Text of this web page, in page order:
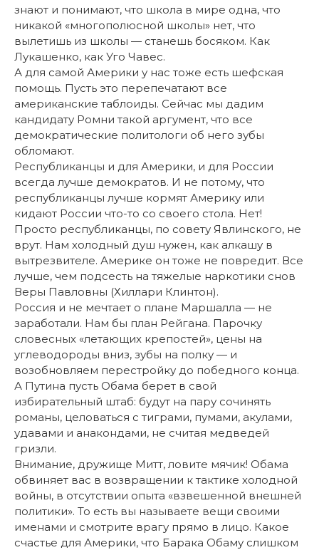
знают и понимают, что школа в мире одна, что
никакой «многополюсной школы» нет, что
вылетишь из школы — станешь босяком. Как
Лукашенко, как Уго Чавес.
А для самой Америки у нас тоже есть шефская
помощь. Пусть это перепечатают все
американские таблоиды. Сейчас мы дадим
кандидату Ромни такой аргумент, что все
демократические политологи об него зубы
обломают.
Республиканцы и для Америки, и для России
всегда лучше демократов. И не потому, что
республиканцы лучше кормят Америку или
кидают России что-то со своего стола. Нет!
Просто республиканцы, по совету Явлинского, не
врут. Нам холодный душ нужен, как алкашу в
вытрезвителе. Америке он тоже не повредит. Все
лучше, чем подсесть на тяжелые наркотики снов
Веры Павловны (Хиллари Клинтон).
Россия и не мечтает о плане Маршалла — не
заработали. Нам бы план Рейгана. Парочку
словесных «летающих крепостей», цены на
углеводороды вниз, зубы на полку — и
возобновляем перестройку до победного конца.
А Путина пусть Обама берет в свой
избирательный штаб: будут на пару сочинять
романы, целоваться с тиграми, пумами, акулами,
удавами и анакондами, не считая медведей
гризли.
Внимание, дружище Митт, ловите мячик! Обама
обвиняет вас в возвращении к тактике холодной
войны, в отсутствии опыта «взвешенной внешней
политики». То есть вы называете вещи своими
именами и смотрите врагу прямо в лицо. Какое
счастье для Америки, что Барака Обаму слишком